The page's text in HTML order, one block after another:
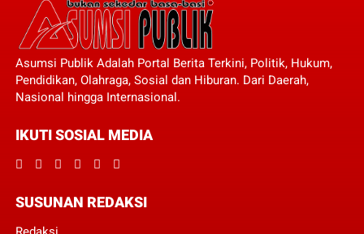
Asumsi Publik Adalah Portal Berita Terkini, Politik, Hukum,
Pendidikan, Olahraga, Sosial dan Hiburan. Dari Daerah,
Nasional hingga Internasional.
IKUTI SOSIAL MEDIA
SUSUNAN REDAKSI